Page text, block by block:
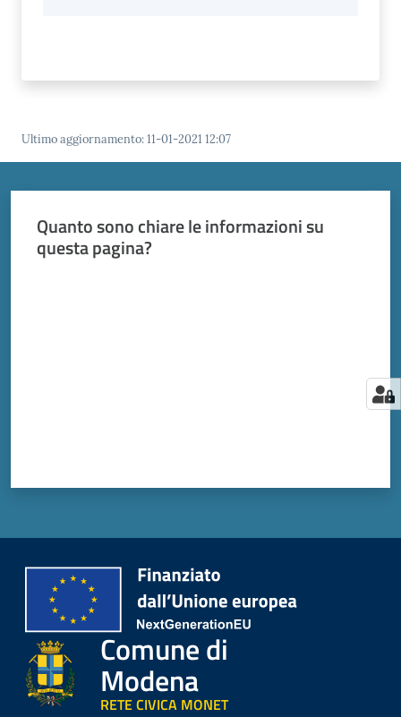
Ultimo aggiornamento:11-01-2021 12:07
Quanto sono chiare le informazioni su
questa pagina?
Comune di
Modena
RETE CIVICA MONET